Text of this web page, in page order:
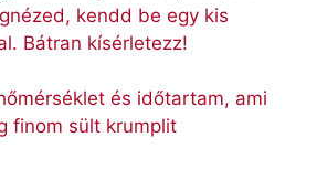
kendd be egy kis
Bátran kísérletezz!
és időtartam, ami
finom sült krumplit